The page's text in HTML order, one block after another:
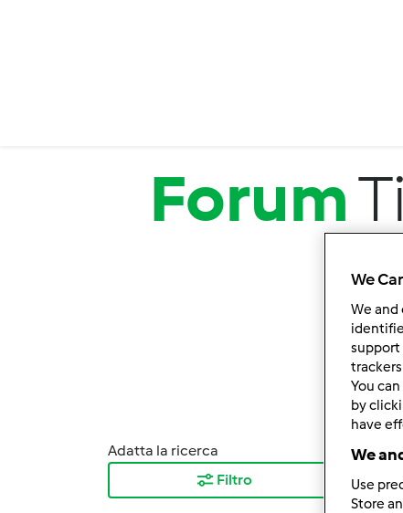
Forum
Adatta la ricerca
Filtro
I
We
We and
support
You
by
have
We
Use
Store